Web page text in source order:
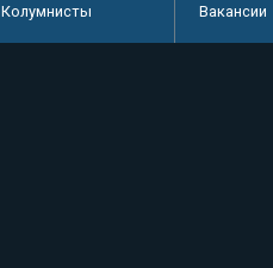
Колумнисты
Вакансии